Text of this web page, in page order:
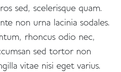
sed, scelerisque quam.
non urna lacinia sodales.
rhoncus odio nec,
sed tortor non
vitae nisi eget varius.